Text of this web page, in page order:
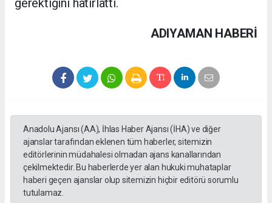
ADIYAMAN HABERİ
Anadolu Ajansı (AA), İhlas Haber Ajansı (İHA) ve diğer
ajanslar tarafından eklenen tüm haberler, sitemizin
editörlerinin müdahalesi olmadan ajans kanallarından
çekilmektedir. Bu haberlerde yer alan hukuki muhataplar
haberi geçen ajanslar olup sitemizin hiçbir editörü sorumlu
tutulamaz.